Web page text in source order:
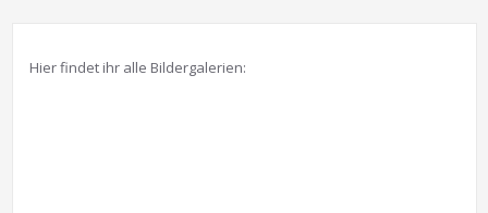
Hier findet ihr alle Bildergalerien: